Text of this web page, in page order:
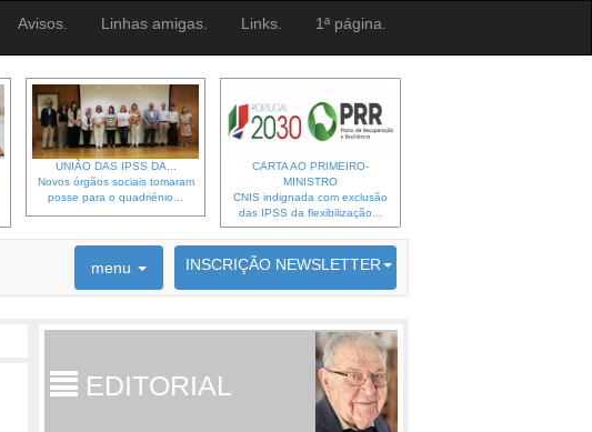
Avisos. Linhas amigas. Links. 1ª página.
UNIÃO DAS IPSS DA...
Novos órgãos sociais tomaram
posse para o quadriénio...
CARTA AO PRIMEIRO-
MINISTRO
CNIS indignada com exclusão
das IPSS da flexibilização...
menu INSCRIÇÃO NEWSLETTER
6692 membros inscritos
EDITORIAL